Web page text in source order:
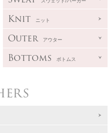
Knit ニット
Outer アウター
Bottoms ボトムス